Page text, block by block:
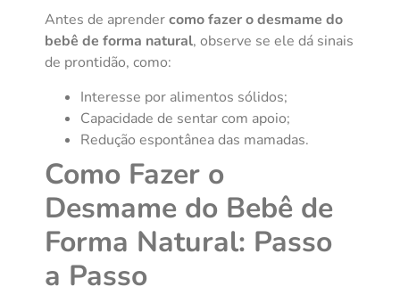
Antes de aprendercomo fazer o desmame do
bebê de forma natural, observe se ele dá sinais
de prontidão, como:
Interesse por alimentos sólidos;
Capacidade de sentar com apoio;
Redução espontânea das mamadas.
Como Fazer o
Desmame do Bebê de
Forma Natural: Passo
a Passo